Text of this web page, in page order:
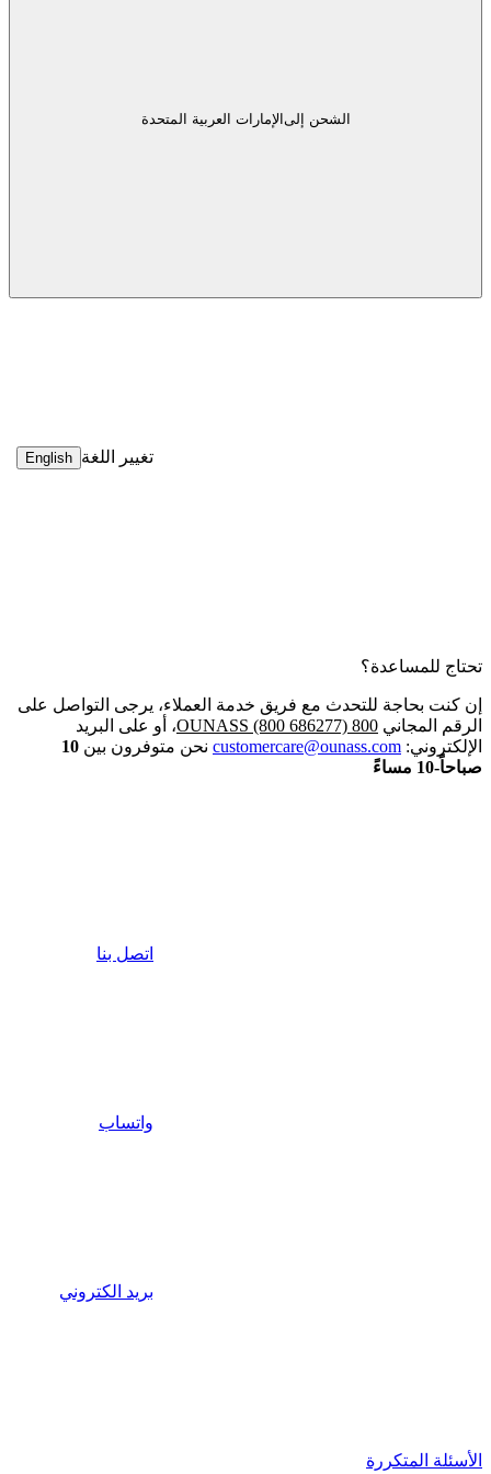
الشحن إلىالإمارات العربية المتحدة
تغيير اللغة English
تحتاج للمساعدة؟
إن كنت بحاجة للتحدث مع فريق خدمة العملاء، يرجى التواصل على
الرقم المجاني 800 OUNASS (800 686277)
، أو على البريد
الإلكتروني: customercare@ounass.com نحن متوفرون بين 10
صباحاً-10 مساءً
اتصل بنا
واتساب
بريد الكتروني
الأسئلة المتكررة